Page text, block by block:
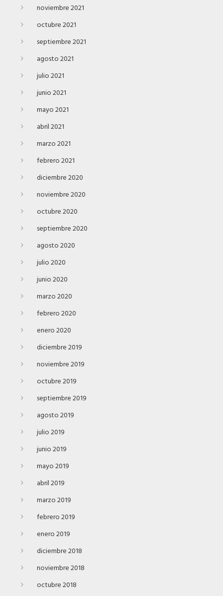
noviembre 2021
octubre 2021
septiembre 2021
agosto 2021
julio 2021
junio 2021
mayo 2021
abril 2021
marzo 2021
febrero 2021
diciembre 2020
noviembre 2020
octubre 2020
septiembre 2020
agosto 2020
julio 2020
junio 2020
marzo 2020
febrero 2020
enero 2020
diciembre 2019
noviembre 2019
octubre 2019
septiembre 2019
agosto 2019
julio 2019
junio 2019
mayo 2019
abril 2019
marzo 2019
febrero 2019
enero 2019
diciembre 2018
noviembre 2018
octubre 2018